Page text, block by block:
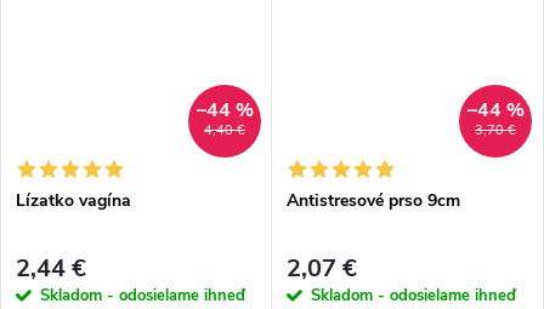
4,40 €
–44 %
Lízatko vagína
2,44 €
Skladom - odosielame ihneď
3,70 €
–44 %
Antistresové prso 9cm
2,07 €
Skladom - odosielame ihneď